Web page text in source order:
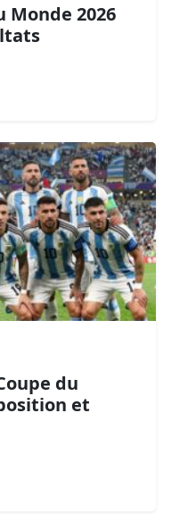
Monde 2026
du
et